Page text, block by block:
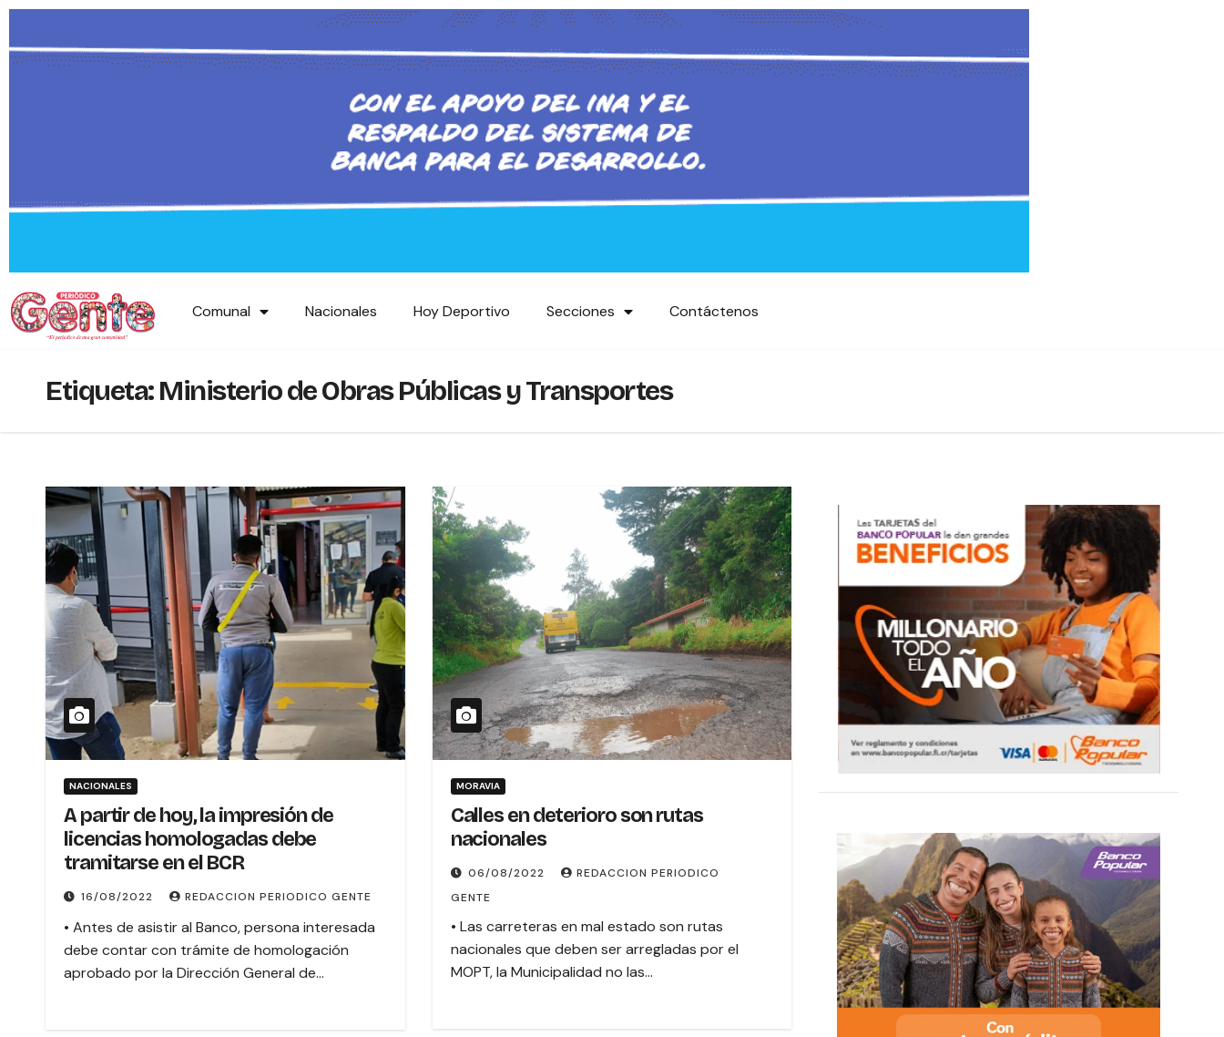
Comunal Nacionales Hoy Deportivo Secciones Contáctenos
Etiqueta:Ministerio de Obras Públicas y Transportes
NACIONALES
A partir de hoy, la impresión de
licencias homologadas debe
tramitarse en el BCR
16/08/2022 REDACCION PERIODICO GENTE
• Antes de asistir al Banco, persona interesada
debe contar con trámite de homologación
aprobado por la Dirección General de…
MORAVIA
Calles en deterioro son rutas
nacionales
06/08/2022
REDACCION PERIODICO
GENTE
• Las carreteras en mal estado son rutas
nacionales que deben ser arregladas por el
MOPT, la Municipalidad no las…